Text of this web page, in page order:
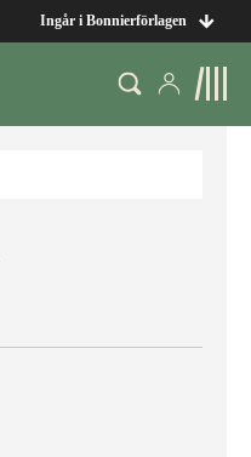
Ingår i Bonnierförlagen